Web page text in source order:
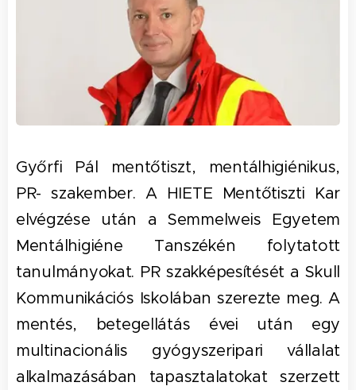
Győrfi Pál mentőtiszt, mentálhigiénikus,
PR- szakember. A HIETE Mentőtiszti Kar
elvégzése után a Semmelweis Egyetem
Mentálhigiéne Tanszékén folytatott
tanulmányokat. PR szakképesítését a Skull
Kommunikációs Iskolában szerezte meg. A
mentés, betegellátás évei után egy
multinacionális gyógyszeripari vállalat
alkalmazásában tapasztalatokat szerzett